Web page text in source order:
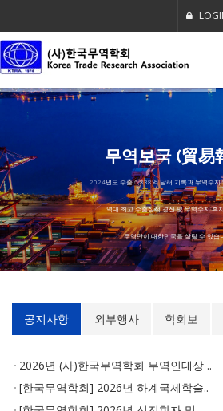
무역보국 (貿易
2024년도 수출 6,838억 달러 기록과 무역수지
역대 최고 수출실적 경신 및 무역수지 흑
무역만이 대한민국을 살릴 수 있습
공지사항 외부행사 학회보
2026년 (사)한국무역학회 무역인대상 ..
[한국무역학회] 2026년 하계국제학술..